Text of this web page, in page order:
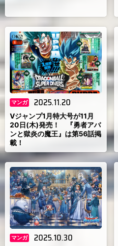
マンガ 2025.11.20
Vジャンプ1月特大号が11月
20日(木)発売！ 『勇者アバ
ンと獄炎の魔王』は第56話掲
載！
マンガ 2025.10.30